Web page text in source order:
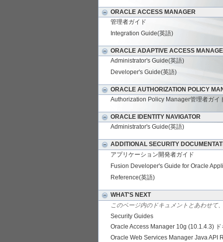
ORACLE ACCESS MANAGER
管理者ガイド
Integration Guide(英語)
ORACLE ADAPTIVE ACCESS
Administrator's Guide(英語)
Developer's Guide(英語)
ORACLE AUTHORIZATION POLICY
Authorization Policy Manager管理者ガイ
ORACLE IDENTITY NAVIGATOR
Administrator's Guide(英語)
ADDITIONAL SECURITY
アプリケーション開発者ガイド
Fusion Developer's Guide for Oracle
Reference(英語)
WHAT'S NEXT
このページ内のドキュメントとあわせて
Security Guides
Oracle Access Manager 10g (10.1.4.3) ド
Oracle Web Services Manager Java API